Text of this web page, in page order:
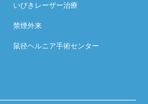
いびきレーザー治療
禁煙外来
鼠径ヘルニア手術センター